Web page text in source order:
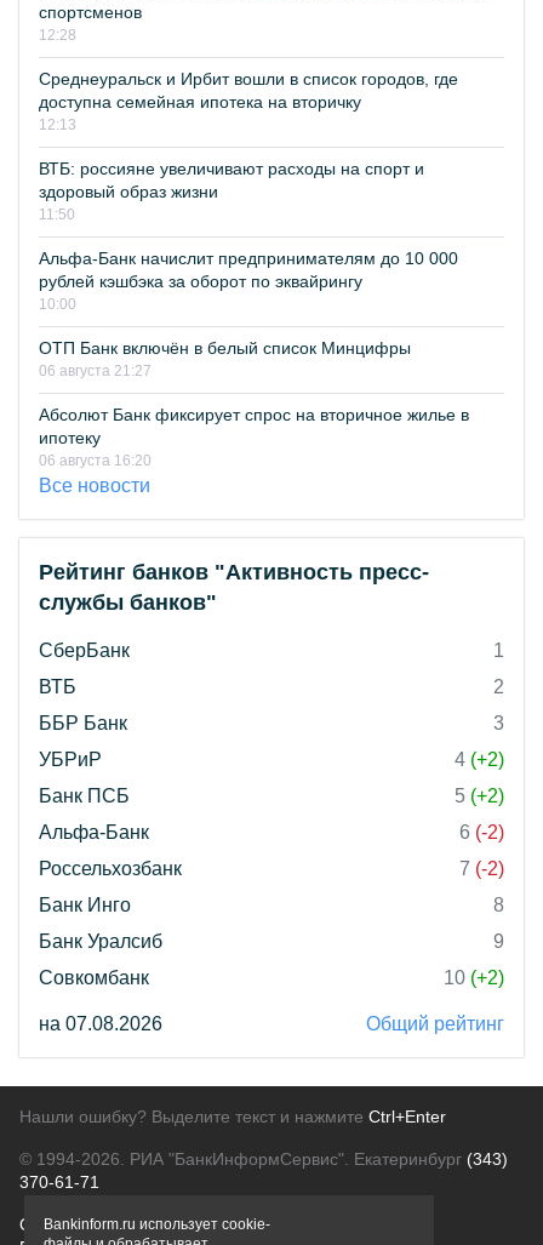
спортсменов
12:28
Среднеуральск и Ирбит вошли в список городов, где
доступна семейная ипотека на вторичку
12:13
ВТБ: россияне увеличивают расходы на спорт и
здоровый образ жизни
11:50
Альфа-Банк начислит предпринимателям до 10 000
рублей кэшбэка за оборот по эквайрингу
10:00
ОТП Банк включён в белый список Минцифры
06 августа 21:27
Абсолют Банк фиксирует спрос на вторичное жилье в
ипотеку
06 августа 16:20
Все новости
Рейтинг банков "Активность пресс-
службы банков"
СберБанк
1
ВТБ
2
ББР Банк
3
УБРиР
4 (+2)
Банк ПСБ
5 (+2)
Альфа-Банк
6 (-2)
Россельхозбанк
7 (-2)
Банк Инго
8
Банк Уралсиб
9
Совкомбанк
10 (+2)
на 07.08.2026 Общий рейтинг
Нашли ошибку? Выделите текст и нажмите Ctrl+Enter
© 1994-2026. РИА "БанкИнформСервис". Екатеринбург (343)
370-61-71
О проектеПолитика конфиденциальности
Bankinform.ru использует cookie-